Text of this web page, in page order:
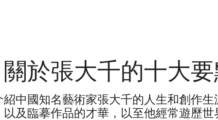
關於張大千的十大
中國知名藝術家張大千的人生和創作
以及臨摹作品的才華，以至他經常遊歷世